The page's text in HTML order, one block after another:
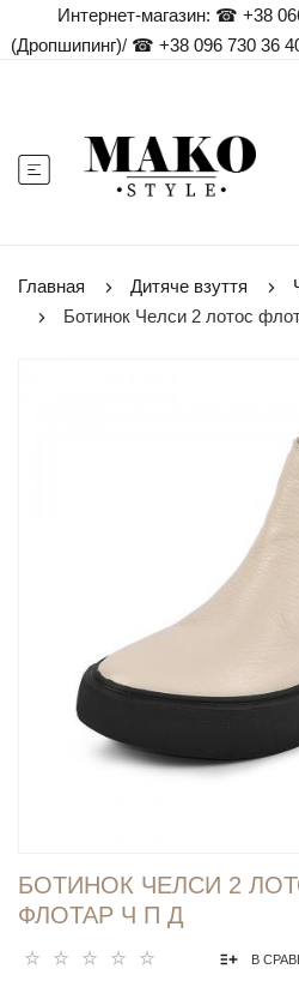
Интернет-магазин: ☎ +38
(Дропшипинг)/☎ +38 096 730 36
Главная Дитяче взуття
Ботинок Челси 2 лотос
БОТИНОК ЧЕЛСИ 2
ФЛОТАР Ч П Д
В